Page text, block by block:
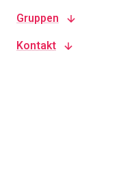
Gruppen
Kontakt